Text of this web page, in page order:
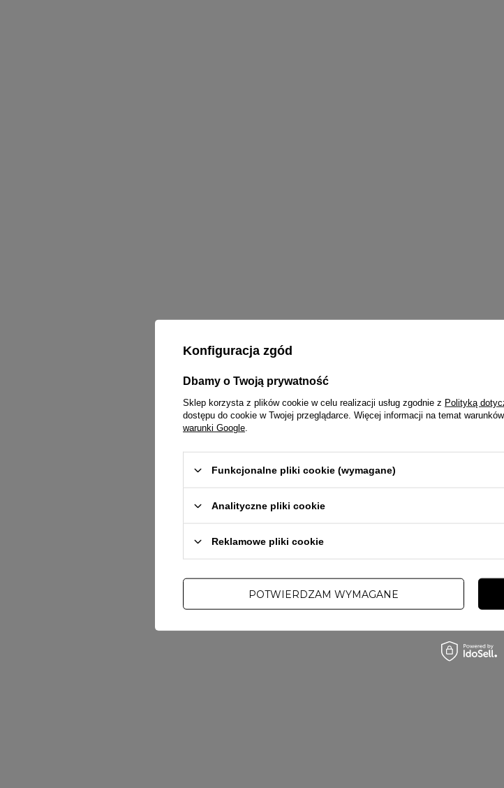
Konfiguracja zgód
Dbamy o Twoją prywatność
Sklep korzysta z plików cookie w celu realizacji usług zgodnie z Polityką
dostępu do cookie w Twojej przeglądarce. Więcej informacji na temat
warunki Google
Funkcjonalne pliki cookie (wymagane)
Analityczne pliki cookie
Reklamowe pliki cookie
POTWIERDZAM WYMAGANE